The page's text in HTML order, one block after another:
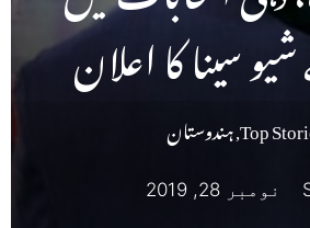
سینا کا اعلان
Top
,ہندوستان
نومبر 28, 2019